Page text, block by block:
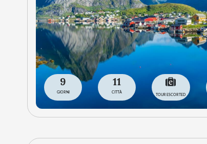
9
GIORNI
11
CITTÀ
TOUR ESCORTED